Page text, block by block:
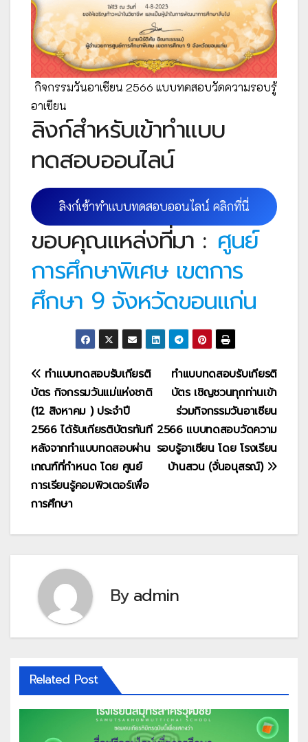
กิจกรรมวันอาเซียน 2566 แบบทดสอบวัดความรอบรู้
อาเซียน
ลิงก์สำหรับเข้าทำแบบ
ทดสอบออนไลน์
ลิงก์เข้าทำแบบทดสอบออนไลน์ คลิกที่นี่
ขอบคุณแหล่งที่มา : ศูนย์
การศึกษาพิเศษ เขตการ
ศึกษา 9 จังหวัดขอนแก่น
แนะแนว
เรื่อง
ทำแบบทดสอบรับเกียรติ
บัตร เชิญชวนทุกท่านเข้า
ร่วมกิจกรรมวันอาเซียน
2566 แบบทดสอบวัดความ
รอบรู้อาเซียน โดย โรงเรียน
บ้านสวน (จั่นอนุสรณ์)
ทำแบบทดสอบรับเกียรติ
บัตร กิจกรรมวันแม่แห่งชาติ
(12 สิงหาคม ) ประจำปี
2566 ได้รับเกียรติบัตรทันที
หลังจากทำแบบทดสอบผ่าน
เกณฑ์ที่กำหนด โดย ศูนย์
การเรียนรู้คอมพิวเตอร์เพื่อ
การศึกษา
Byadmin
Related Post